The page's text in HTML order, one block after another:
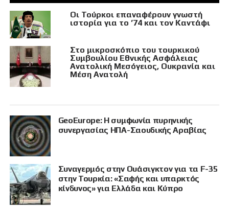
Οι Τούρκοι επαναφέρουν γνωστή
ιστορία για το ’74 και τον Καντάφι
Στο μικροσκόπιο του τουρκικού
Συμβουλίου Εθνικής Ασφάλειας
Ανατολική Μεσόγειος, Ουκρανία και
Μέση Ανατολή
GeoEurope: Η συμφωνία πυρηνικής
συνεργασίας ΗΠΑ-Σαουδικής Αραβίας
Συναγερμός στην Ουάσιγκτον για τα F-35
στην Τουρκία: «Σαφής και υπαρκτός
κίνδυνος» για Ελλάδα και Κύπρο